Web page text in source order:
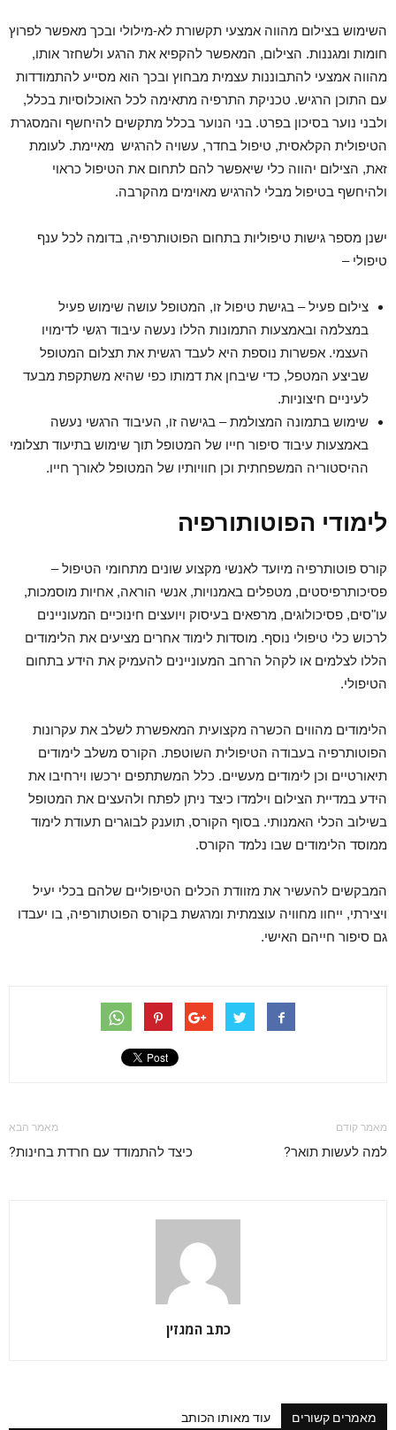
השימוש בצילום מהווה אמצעי תקשורת לא-מילולי ובכך מאפשר לפרוץ
חומות ומגננות. הצילום, המאפשר להקפיא את הרגע ולשחזר אותו,
מהווה אמצעי להתבוננות עצמית מבחוץ ובכך הוא מסייע להתמודדות
עם התוכן הרגיש. טכניקת התרפיה מתאימה לכל האוכלוסיות בכלל,
ולבני נוער בסיכון בפרט. בני הנוער בכלל מתקשים להיחשף והמסגרת
הטיפולית הקלאסית, טיפול בחדר, עשויה להרגיש מאיימת. לעומת
זאת, הצילום יהווה כלי שיאפשר להם לתחום את הטיפול כראוי
ולהיחשף בטיפול מבלי להרגיש מאוימים מהקרבה.
ישנן מספר גישות טיפוליות בתחום הפוטותרפיה, בדומה לכל ענף
טיפולי –
צילום פעיל – בגישת טיפול זו, המטופל עושה שימוש פעיל
במצלמה ובאמצעות התמונות הללו נעשה עיבוד רגשי לדימויו
העצמי. אפשרות נוספת היא לעבד רגשית את תצלום המטופל
שביצע המטפל, כדי שיבחן את דמותו כפי שהיא משתקפת מבעד
לעיניים חיצוניות.
שימוש בתמונה המצולמת – בגישה זו, העיבוד הרגשי נעשה
באמצעות עיבוד סיפור חייו של המטופל תוך שימוש בתיעוד תצלומי
ההיסטוריה המשפחתית וכן חוויותיו של המטופל לאורך חייו.
לימודי הפוטותורפיה
קורס פוטותרפיה מיועד לאנשי מקצוע שונים מתחומי הטיפול –
פסיכותרפיסטים, מטפלים באמנויות, אנשי הוראה, אחיות מוסמכות,
עו"סים, פסיכולוגים, מרפאים בעיסוק ויועצים חינוכיים המעוניינים
לרכוש כלי טיפולי נוסף. מוסדות לימוד אחרים מציעים את הלימודים
הללו לצלמים או לקהל הרחב המעוניינים להעמיק את הידע בתחום
הטיפולי.
הלימודים מהווים הכשרה מקצועית המאפשרת לשלב את עקרונות
הפוטותרפיה בעבודה הטיפולית השוטפת. הקורס משלב לימודים
תיאורטיים וכן לימודים מעשיים. כלל המשתתפים ירכשו וירחיבו את
הידע במדיית הצילום וילמדו כיצד ניתן לפתח ולהעצים את המטופל
בשילוב הכלי האמנותי. בסוף הקורס, תוענק לבוגרים תעודת לימוד
ממוסד הלימודים שבו נלמד הקורס.
המבקשים להעשיר את מזוודת הכלים הטיפוליים שלהם בכלי יעיל
ויצירתי, ייחוו מחוויה עוצמתית ומרגשת בקורס הפוטתורפיה, בו יעבדו
גם סיפור חייהם האישי.
מאמר קודם
למה לעשות תואר?
מאמר הבא
כיצד להתמודד עם חרדת בחינות?
כתב המגזין
מאמרים קשורים עוד מאותו הכותב